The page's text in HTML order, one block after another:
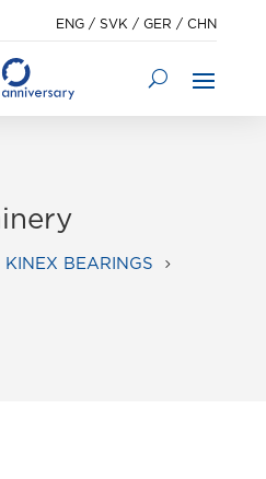
ENG /SVK /GER /CHN
KINEX BEARINGS
5